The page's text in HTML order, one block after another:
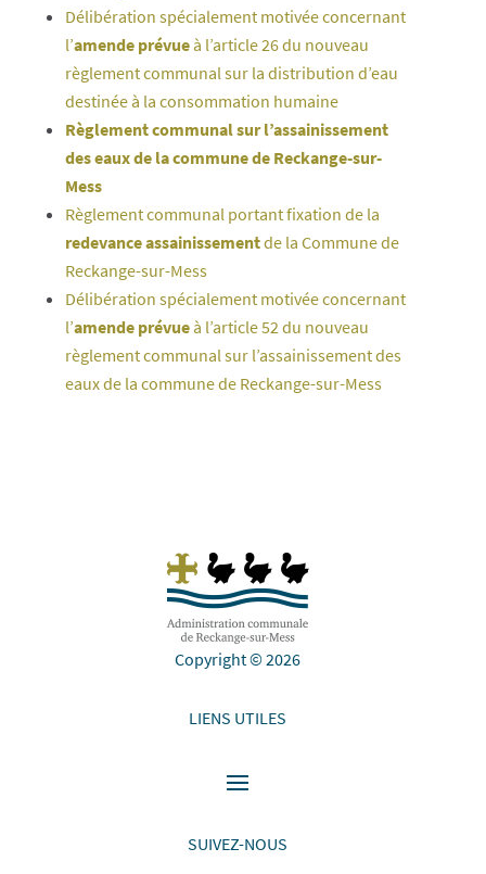
Délibération spécialement motivée concernant
l’amende prévueà l’article 26 du nouveau
règlement communal sur la distribution d’eau
destinée à la consommation humaine
Règlement communal sur l’assainissement
des eaux de la commune de Reckange-sur-
Mess
Règlement communal portant fixation de la
redevance assainissementde la Commune de
Reckange-sur-Mess
Délibération spécialement motivée concernant
l’amende prévueà l’article 52 du nouveau
règlement communal sur l’assainissement des
eaux de la commune de Reckange-sur-Mess
Copyright © 2026
LIENS UTILES
SUIVEZ-NOUS